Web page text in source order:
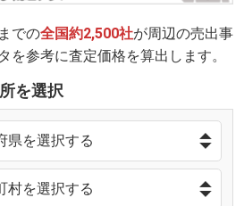
での全国約2,500社が周辺の売出事
を参考に査定価格を算出します。
を選択